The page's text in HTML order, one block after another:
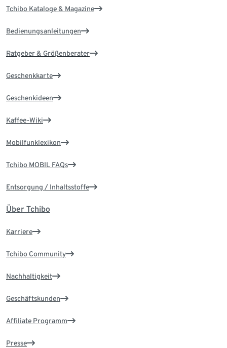
Tchibo Kataloge & Magazine
Bedienungsanleitungen
Ratgeber & Größenberater
Geschenkkarte
Geschenkideen
Kaffee-Wiki
Mobilfunklexikon
Tchibo MOBIL FAQs
Entsorgung / Inhaltsstoffe
Über Tchibo
Karriere
Tchibo Community
Nachhaltigkeit
Geschäftskunden
Affiliate Programm
Presse